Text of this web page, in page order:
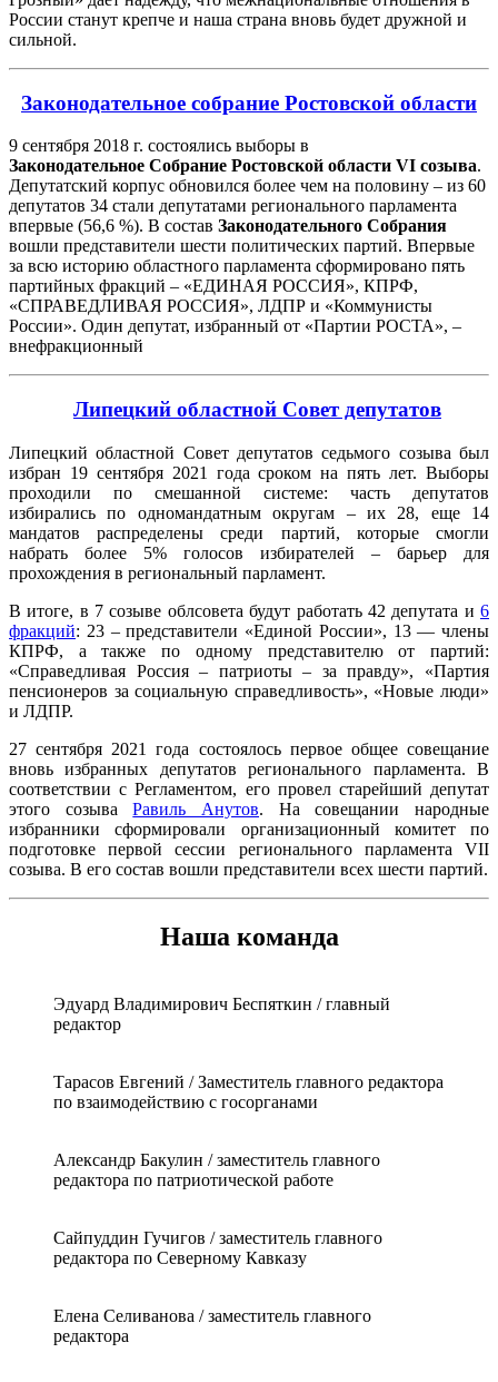
России станут крепче и наша страна вновь будет дружной и
сильной.
Законодательное собрание Ростовской области
9 сентября 2018 г. состоялись выборы в
Законодательное Собрание Ростовской области VI созыва.
Депутатский корпус обновился более чем на половину – из 60
депутатов 34 стали депутатами регионального парламента
впервые (56,6 %). В состав Законодательного Собрания
вошли представители шести политических партий. Впервые
за всю историю областного парламента сформировано пять
партийных фракций – «ЕДИНАЯ РОССИЯ», КПРФ,
«СПРАВЕДЛИВАЯ РОССИЯ», ЛДПР и «Коммунисты
России». Один депутат, избранный от «Партии РОСТА», –
внефракционный
Липецкий областной Совет депутатов
Липецкий областной Совет депутатов седьмого созыва был
избран 19 сентября 2021 года сроком на пять лет. Выборы
проходили по смешанной системе: часть депутатов
избирались по одномандатным округам – их 28, еще 14
мандатов распределены среди партий, которые смогли
набрать более 5% голосов избирателей – барьер для
прохождения в региональный парламент.
В итоге, в 7 созыве облсовета будут работать 42 депутата и 6
фракций: 23 – представители «Единой России», 13 — члены
КПРФ, а также по одному представителю от партий:
«Справедливая Россия – патриоты – за правду», «Партия
пенсионеров за социальную справедливость», «Новые люди»
и ЛДПР.
27 сентября 2021 года состоялось первое общее совещание
вновь избранных депутатов регионального парламента. В
соответствии с Регламентом, его провел старейший депутат
этого созываРавиль Анутов. На совещании народные
избранники сформировали организационный комитет по
подготовке первой сессии регионального парламента VII
созыва. В его состав вошли представители всех шести партий.
Наша команда
Эдуард Владимирович Беспяткин / главный
редактор
Тарасов Евгений / Заместитель главного редактора
по взаимодействию с госорганами
Александр Бакулин / заместитель главного
редактора по патриотической работе
Сайпуддин Гучигов / заместитель главного
редактора по Северному Кавказу
Елена Селиванова / заместитель главного
редактора